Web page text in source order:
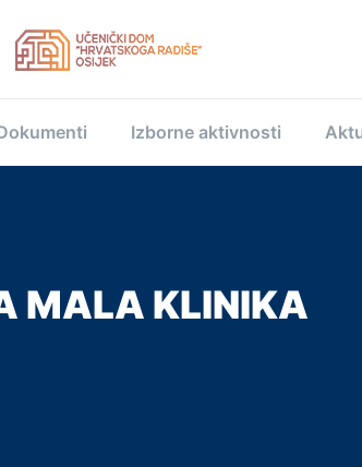
Izborne aktivnosti
MALA KLINIKA